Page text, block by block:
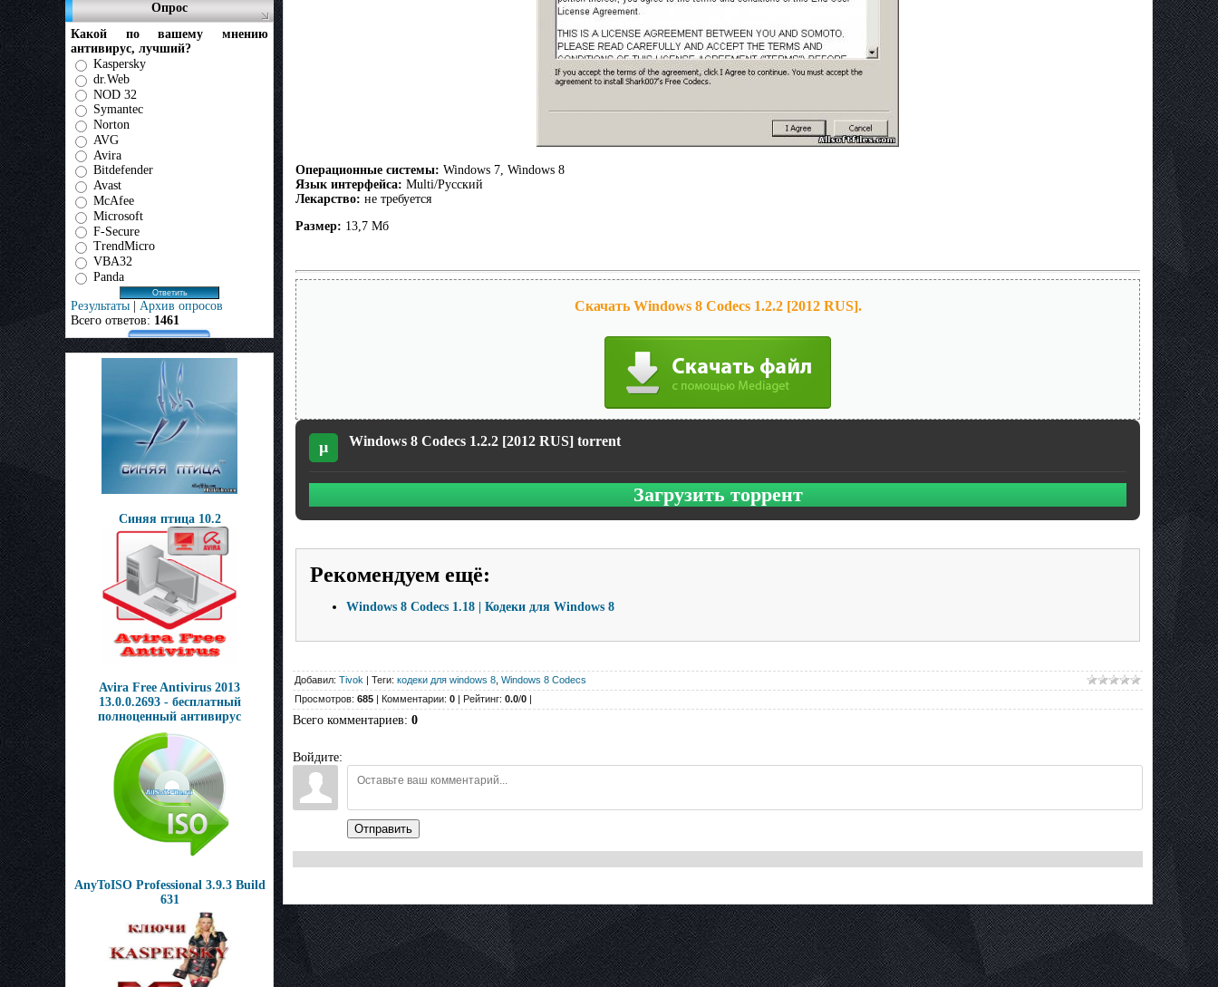
Опрос
Какой по вашему мнению
антивирус, лучший?
Kaspersky
dr.Web
NOD 32
Symantec
Norton
AVG
Avira
Bitdefender
Avast
McAfee
Microsoft
F-Secure
TrendMicro
VBA32
Panda
Результаты | Архив опросов
Всего ответов: 1461
Синяя птица 10.2
Avira Free Antivirus 2013
13.0.0.2693 - бесплатный
полноценный антивирус
AnyToISO Professional 3.9.3 Build
631
Операционные системы: Windows 7, Windows 8
Язык интерфейса: Multi/Русский
Лекарство: не требуется
Размер: 13,7 Мб
Скачать Windows 8 Codecs 1.2.2 [2012 RUS].
µ Windows 8 Codecs 1.2.2 [2012 RUS] torrent
Загрузить торрент
Рекомендуем ещё:
Windows 8 Codecs 1.18 | Кодеки для Windows 8
Добавил: Tivok | Теги: кодеки для windows 8 Windows 8 Codecs
Просмотров: 685 | Комментарии: 0 | Рейтинг: 0.0/0 |
Всего комментариев: 0
Войдите:
Отправить